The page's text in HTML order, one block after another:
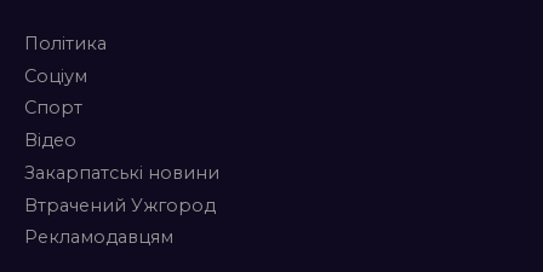
Політика
Соціум
Спорт
Відео
Закарпатські новини
Втрачений Ужгород
Рекламодавцям